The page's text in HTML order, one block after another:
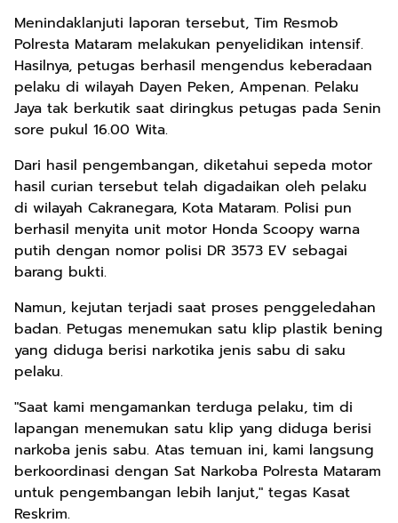
Menindaklanjuti laporan tersebut, Tim Resmob
Polresta Mataram melakukan penyelidikan intensif.
Hasilnya, petugas berhasil mengendus keberadaan
pelaku di wilayah Dayen Peken, Ampenan. Pelaku
Jaya tak berkutik saat diringkus petugas pada Senin
sore pukul 16.00 Wita.
Dari hasil pengembangan, diketahui sepeda motor
hasil curian tersebut telah digadaikan oleh pelaku
di wilayah Cakranegara, Kota Mataram. Polisi pun
berhasil menyita unit motor Honda Scoopy warna
putih dengan nomor polisi DR 3573 EV sebagai
barang bukti.
Namun, kejutan terjadi saat proses penggeledahan
badan. Petugas menemukan satu klip plastik bening
yang diduga berisi narkotika jenis sabu di saku
pelaku.
"Saat kami mengamankan terduga pelaku, tim di
lapangan menemukan satu klip yang diduga berisi
narkoba jenis sabu. Atas temuan ini, kami langsung
berkoordinasi dengan Sat Narkoba Polresta Mataram
untuk pengembangan lebih lanjut," tegas Kasat
Reskrim.